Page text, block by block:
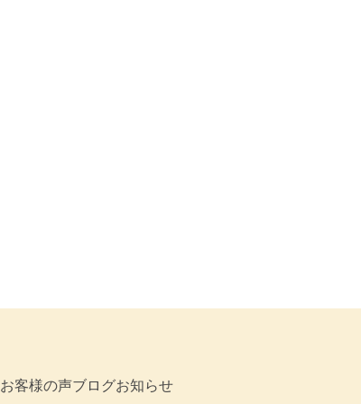
お客様の声ブログお知らせ